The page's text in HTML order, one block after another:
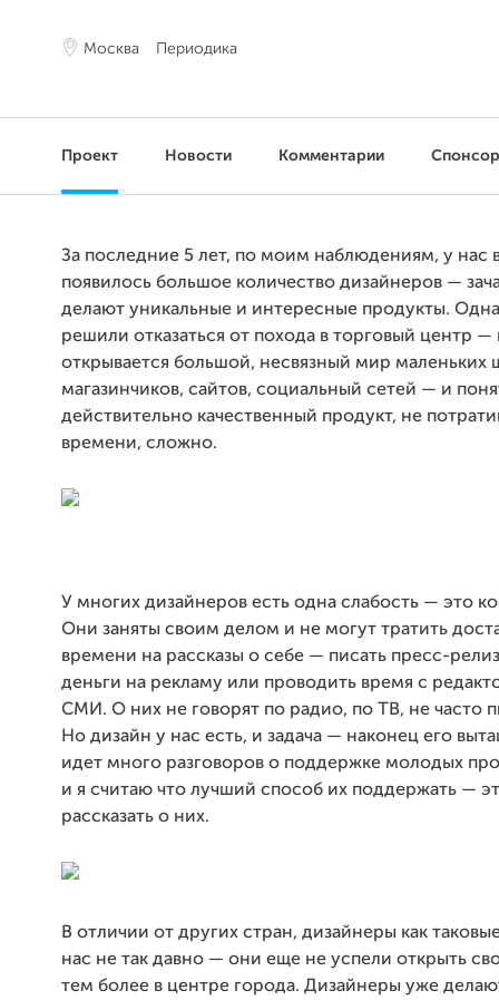
Москва Периодика
Проект Новости Комментарии
За последние 5 лет, по моим наблюдениям, у нас
появилось большое количество дизайнеров —
делают уникальные и интересные продукты.
решили отказаться от похода в торговый центр
открывается большой, несвязный мир маленьких
магазинчиков, сайтов, социальный сетей — и
действительно качественный продукт, не
времени, сложно.
У многих дизайнеров есть одна слабость — это
Они заняты своим делом и не могут тратить
времени на рассказы о себе — писать пресс-
деньги на рекламу или проводить время с
СМИ. О них не говорят по радио, по ТВ, не часто
Но дизайн у нас есть, и задача — наконец его
идет много разговоров о поддержке молодых
и я считаю что лучший способ их поддержать —
рассказать о них.
В отличии от других стран, дизайнеры как
нас не так давно — они еще не успели открыть
тем более в центре города. Дизайнеры уже